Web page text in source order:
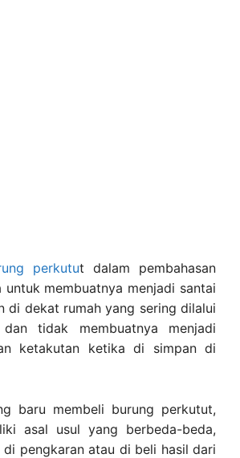
perkutut dalam pembahasan
membuatnya menjadi santai
di dekat rumah yang sering dilalui
tidak membuatnya menjadi
ketakutan ketika di simpan di
baru membeli burung perkutut,
asal usul yang berbeda-beda,
pengkaran atau di beli hasil dari